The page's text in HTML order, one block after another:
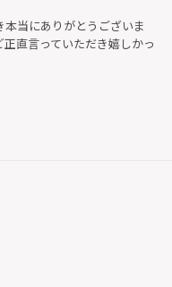
当にありがとうございま
直言っていただき嬉しかっ